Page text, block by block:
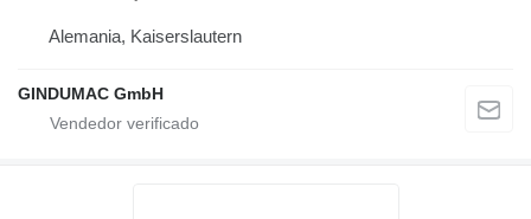
Alemania, Kaiserslautern
GINDUMAC GmbH